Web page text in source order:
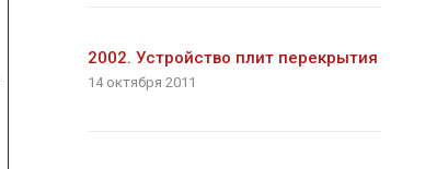
2002. Устройство плит перекрытия
14 октября 2011